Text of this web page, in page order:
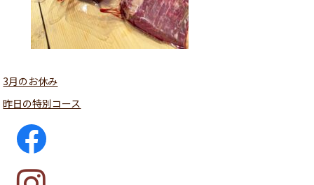
3月のお休み
昨日の特別コース